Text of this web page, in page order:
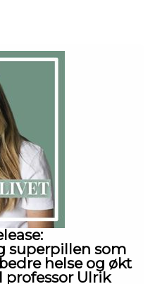
profesjonell medisinsk
Søk alltid råd fra
helsepersonell hvis du
tilstand.
superpillen som
helse og økt
professor Ulrik